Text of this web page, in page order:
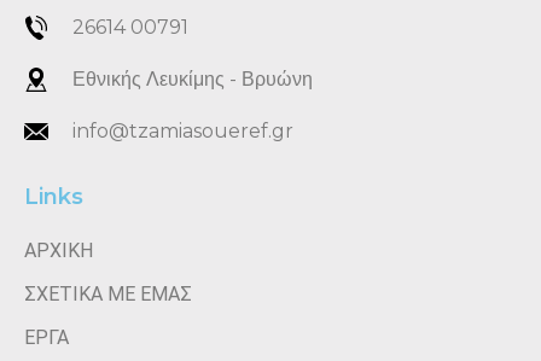
26614 00791
Εθνικής Λευκίμης - Βρυώνη
info@tzamiasoueref.gr
Links
ΑΡΧΙΚΗ
ΣΧΕΤΙΚΑ ΜΕ ΕΜΑΣ
ΕΡΓΑ